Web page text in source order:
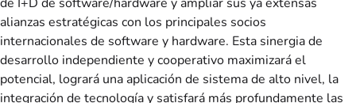
alianzas estratégicas con los principales socios
internacionales de software y hardware. Esta sinergia de
desarrollo independiente y cooperativo maximizará el
potencial, logrará una aplicación de sistema de alto nivel, la
integración de tecnología y satisfará más profundamente las